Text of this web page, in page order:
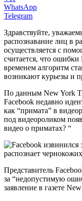
WhatsApp
Telegram
Здравствуйте,
распознавание лиц в
осуществляется с
считается, что
временем алгоритм
возникают курьезы и
По данным New York
Facebook недавно
как “примата” в
под видеороликом
видео о приматах? “
Представитель
за “недопустимую
заявление в газете